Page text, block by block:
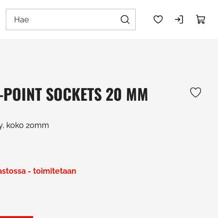
SOCKETS 20 MM
koko 20mm
- toimitetaan